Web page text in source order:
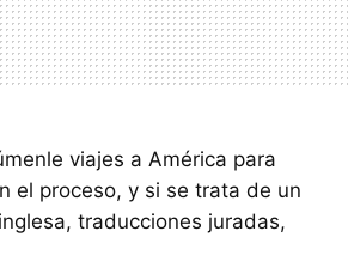
viajes a América para
el proceso, y si se trata de un
traducciones juradas,